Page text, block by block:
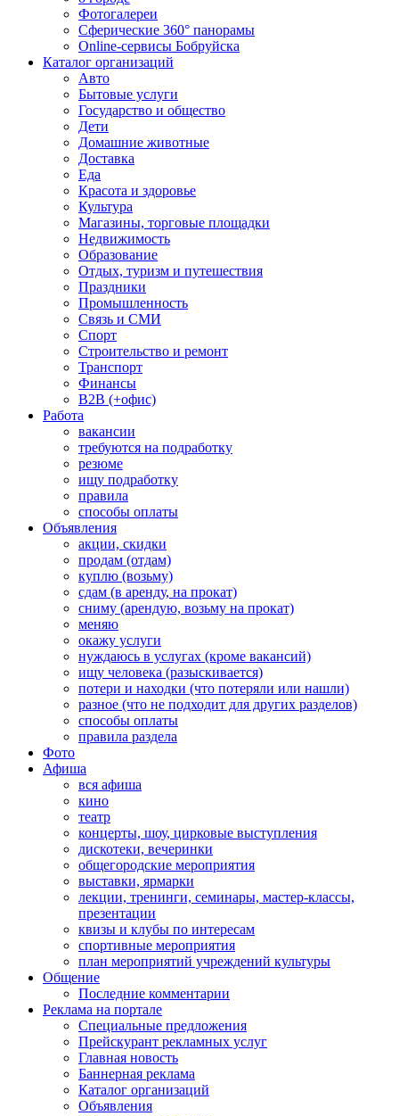
Фотогалереи
Сферические 360° панорамы
Online-сервисы Бобруйска
Каталог организаций
Авто
Бытовые услуги
Государство и общество
Дети
Домашние животные
Доставка
Еда
Красота и здоровье
Культура
Магазины, торговые площадки
Недвижимость
Образование
Отдых, туризм и путешествия
Праздники
Промышленность
Связь и СМИ
Спорт
Строительство и ремонт
Транспорт
Финансы
B2B (+офис)
Работа
вакансии
требуются на подработку
резюме
ищу подработку
правила
способы оплаты
Объявления
акции, скидки
продам (отдам)
куплю (возьму)
сдам (в аренду, на прокат)
сниму (арендую, возьму на прокат)
меняю
окажу услуги
нуждаюсь в услугах (кроме вакансий)
ищу человека (разыскивается)
потери и находки (что потеряли или нашли)
разное (что не подходит для других разделов)
способы оплаты
правила раздела
Фото
Афиша
вся афиша
кино
театр
концерты, шоу, цирковые выступления
дискотеки, вечеринки
общегородские мероприятия
выставки, ярмарки
лекции, тренинги, семинары, мастер-классы,
презентации
квизы и клубы по интересам
спортивные мероприятия
план мероприятий учреждений культуры
Общение
Последние комментарии
Реклама на портале
Специальные предложения
Прейскурант рекламных услуг
Главная новость
Баннерная реклама
Каталог организаций
Объявления